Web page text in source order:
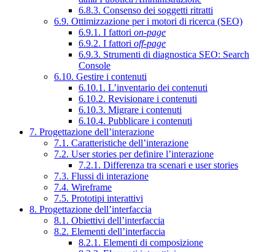
6.8.3. Consenso dei soggetti ritratti
6.9. Ottimizzazione per i motori di ricerca (SEO)
6.9.1. I fattori on-page
6.9.2. I fattori off-page
6.9.3. Strumenti di diagnostica SEO: Search
Console
6.10. Gestire i contenuti
6.10.1. L’inventario dei contenuti
6.10.2. Revisionare i contenuti
6.10.3. Migrare i contenuti
6.10.4. Pubblicare i contenuti
7. Progettazione dell’interazione
7.1. Caratteristiche dell’interazione
7.2. User stories per definire l’interazione
7.2.1. Differenza tra scenari e user stories
7.3. Flussi di interazione
7.4. Wireframe
7.5. Prototipi interattivi
8. Progettazione dell’interfaccia
8.1. Obiettivi dell’interfaccia
8.2. Elementi dell’interfaccia
8.2.1. Elementi di composizione